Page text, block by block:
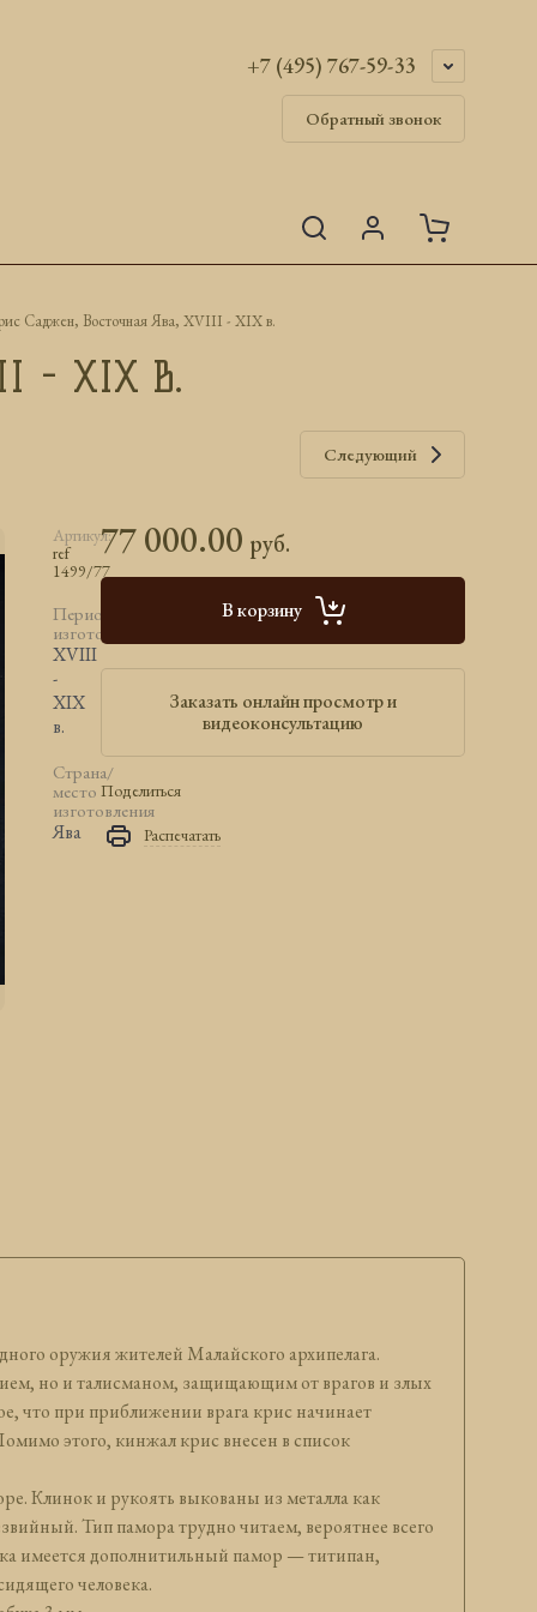
+7 (495) 767-59-33
Обратный звонок
Саджен, Восточная Ява, XVIII - XIX в.
- XIX в.
Следующий
Артикул:
ref
1499/77
Период
изготовления
XVIII
-
XIX
в.
Страна/
место
изготовления
Ява
77 000.00 руб.
В корзину
Заказать онлайн просмотр и
видеоконсультацию
Поделиться
Распечатать
оружия жителей Малайского архипелага.
но и талисманом, защищающим от врагов и злых
что при приближении врага крис начинает
этого, кинжал крис внесен в список
Клинок и рукоять выкованы из металла как
Тип памора трудно читаем, вероятнее всего
имеется дополнитильный памор — титипан,
человека.